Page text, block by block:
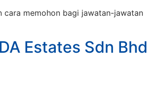
cara memohon bagi jawatan-jawatan
Estates Sdn Bhd